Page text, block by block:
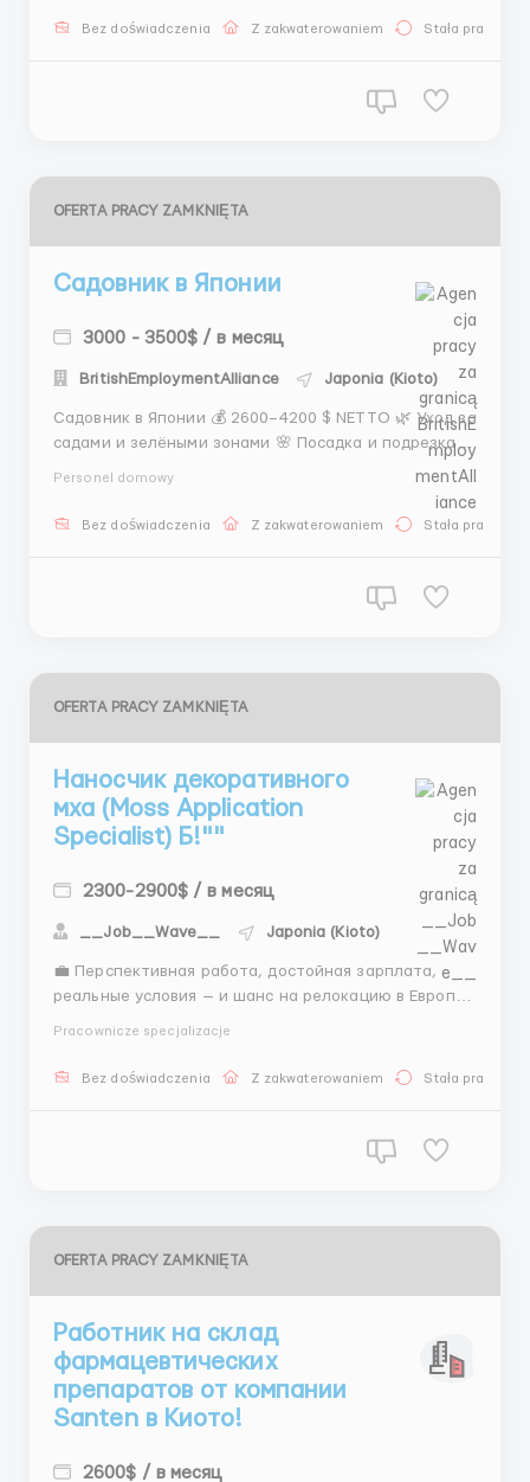
поручения на территории отеля 💰 Зарплата: от&n...
Bez doświadczenia Z zakwaterowaniem Stała praca
OFERTA PRACY ZAMKNIĘTA
Садовник в Японии
3000 - 3500$ / в месяц
BritishEmploymentAlliance Japonia (Kioto)
Садовник в Японии 💰 2600–4200 $ NETTO 🌿 Уход за
садами и зелёными зонами 🌸 Посадка и подрезка
График: 5–6 дней в неделю, 8–10 часов 🏠 Жильё
бесплатно от работодателя 🍱 Бесплатные обеды
Personel domowy
Bez doświadczenia Z zakwaterowaniem Stała praca
OFERTA PRACY ZAMKNIĘTA
Наносчик декоративного
мха (Moss Application
Specialist) Б!""
2300-2900$ / в месяц
__Job__Wave__ Japonia (Kioto)
💼 Перспективная работа, достойная зарплата,
реальные условия — и шанс на релокацию в Европу
игра свеч? Свяжись с Андреем — он всё разложит по
Pracownicze specjalizacje
Bez doświadczenia Z zakwaterowaniem Stała praca
OFERTA PRACY ZAMKNIĘTA
Работник на склад
фармацевтических
препаратов от компании
Santen в Киото!
2600$ / в месяц